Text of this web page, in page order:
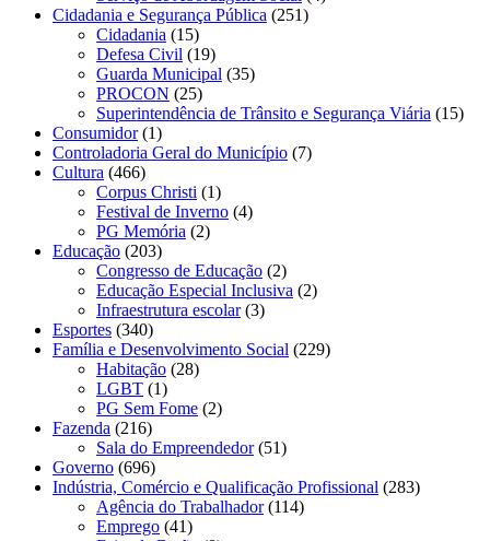
Cidadania e Segurança Pública (251)
Cidadania (15)
Defesa Civil (19)
Guarda Municipal (35)
PROCON (25)
Superintendência de Trânsito e Segurança Viária (15)
Consumidor(1)
Controladoria Geral do Município (7)
Cultura (466)
Corpus Christi (1)
Festival de Inverno (4)
PG Memória (2)
Educação (203)
Congresso de Educação (2)
Educação Especial Inclusiva (2)
Infraestrutura escolar(3)
Esportes (340)
Família e Desenvolvimento Social (229)
Habitação (28)
LGBT (1)
PG Sem Fome (2)
Fazenda (216)
Sala do Empreendedor(51)
Governo (696)
Indústria, Comércio e Qualificação Profissional (283)
Agência do Trabalhador(114)
Emprego (41)